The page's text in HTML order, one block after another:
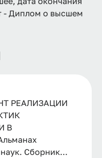
- Диплом о высшем
РЕАЛИЗАЦИИ
В
Сборник...